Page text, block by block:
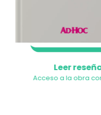
Leer
Acceso a la obra